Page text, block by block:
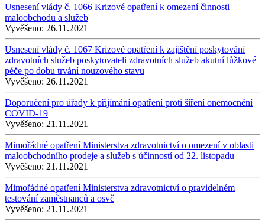
Usnesení vlády č. 1066 Krizové opatření k omezení činnosti
maloobchodu a služeb
Vyvěšeno: 26.11.2021
Usnesení vlády č. 1067 Krizové opatření k zajištění poskytování
zdravotních služeb poskytovateli zdravotních služeb akutní lůžkové
péče po dobu trvání nouzového stavu
Vyvěšeno: 26.11.2021
Doporučení pro úřady k přijímání opatření proti šíření onemocnění
COVID-19
Vyvěšeno: 21.11.2021
Mimořádné opatření Ministerstva zdravotnictví o omezení v oblasti
maloobchodního prodeje a služeb s účinností od 22. listopadu
Vyvěšeno: 21.11.2021
Mimořádné opatření Ministerstva zdravotnictví o pravidelném
testování zaměstnanců a osvč
Vyvěšeno: 21.11.2021